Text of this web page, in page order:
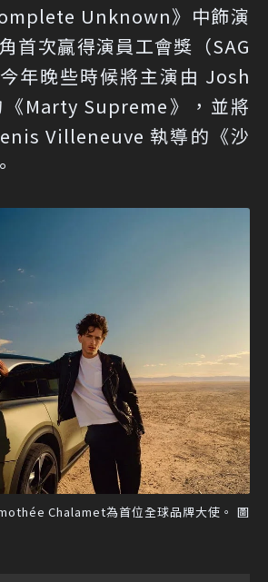
Unknown》中飾演
首次贏得演員工會獎（SAG
年晚些時候將主演由 Josh
Marty Supreme》，並將
Villeneuve 執導的《沙
Chalamet為首位全球品牌大使。 圖